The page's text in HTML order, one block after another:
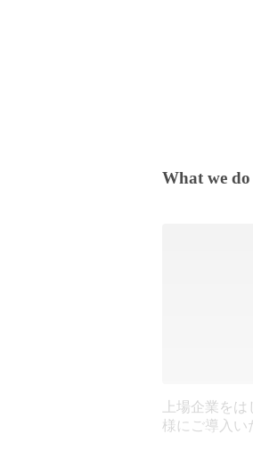
What we do
上場企業を
様にご導入い